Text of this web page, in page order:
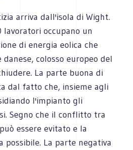
arriva dall'isola di Wight.
occupano un
di energia eolica che
colosso europeo del
La parte buona di
dal fatto che, insieme agli
l'impianto gli
Segno che il conflitto tra
essere evitato e la
possibile. La parte negativa